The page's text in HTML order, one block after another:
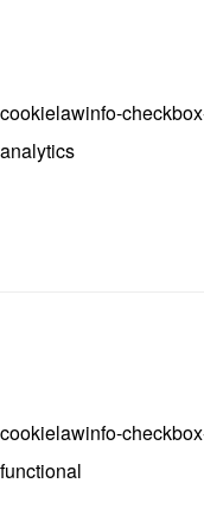
cookielawinfo-
analytics
cookielawinfo-
functional